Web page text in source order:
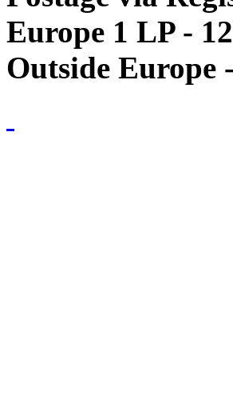
Europe 1 LP -
Outside Europe